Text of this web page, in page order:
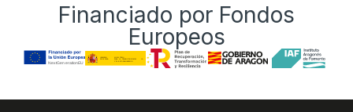
Financiado por Fondos
Europeos